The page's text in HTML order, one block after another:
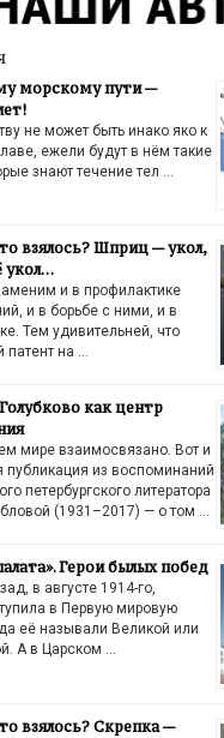
морскому пути —
не может быть инако яко к
ежели будут в нём такие
знают течение тел …
взялось? Шприц — укол,
укол…
и в профилактике
и в борьбе с ними, и в
Тем удивительней, что
патент на …
как центр
мире взаимосвязано. Вот и
публикация из воспоминаний
петербургского литератора
(1931–2017) — о том …
Герои былых побед
в августе 1914-го,
в Первую мировую
её называли Великой или
А в Царском …
взялось? Скрепка —